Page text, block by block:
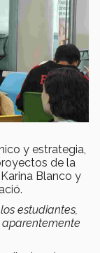
y estrategia,
de la
Blanco y
estudiantes,